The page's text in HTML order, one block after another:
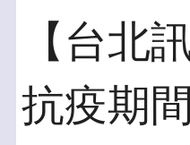
【台北
抗疫期